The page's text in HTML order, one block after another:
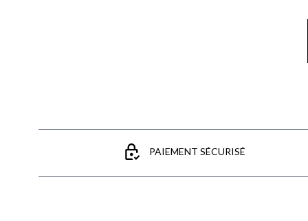
PAIEMENT SÉCURISÉ